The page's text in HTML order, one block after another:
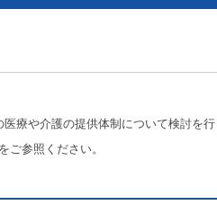
療や介護の提供体制について検討を
をご参照ください。